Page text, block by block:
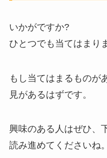
いかがですか?
ひとつでも当てはまり
もし当てはまるものが
見があるはずです。
興味のある人はぜひ、
読み進めてくださいね。